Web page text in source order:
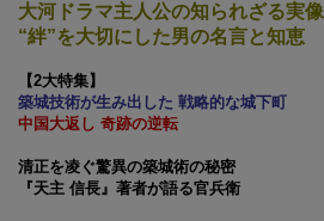
大河ドラマ主人公の知られざる実像
“絆”を大切にした男の名言と知恵
【2大特集】
築城技術が生み出した 戦略的な城下町
中国大返し 奇跡の逆転
清正を凌ぐ驚異の築城術の秘密
『天主 信長』著者が語る官兵衛